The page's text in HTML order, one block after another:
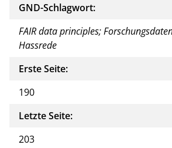
GND-Schlagwort:
FAIR data principles;
Hassrede
Erste Seite:
190
Letzte Seite:
203